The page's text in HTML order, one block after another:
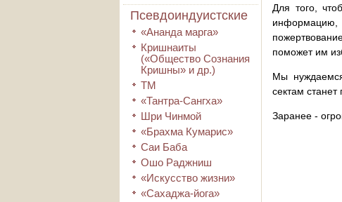
Псевдоиндуистские
«Ананда марга»
Кришнаиты
(«Общество Сознания
Кришны» и др.)
ТМ
«Тантра-Сангха»
Шри Чинмой
«Брахма Кумарис»
Саи Баба
Ошо Раджниш
«Искусство жизни»
«Сахаджа-йога»
Для того,
поможет им
Мы
сектам
Заранее -